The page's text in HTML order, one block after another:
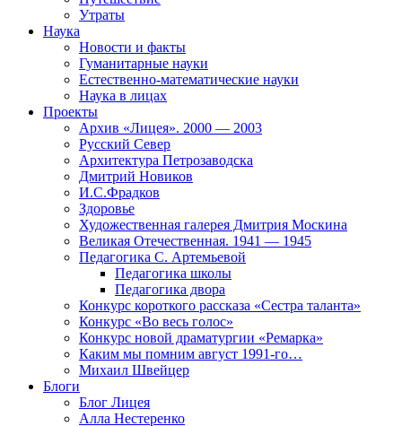
Утраты
Наука
Новости и факты
Гуманитарные науки
Естественно-математические науки
Наука в лицах
Проекты
Архив «Лицея». 2000 — 2003
Русский Север
Архитектура Петрозаводска
Дмитрий Новиков
И.С.Фрадков
Здоровье
Художественная галерея Дмитрия Москина
Великая Отечественная. 1941 — 1945
Педагогика С. Артемьевой
Педагогика школы
Педагогика двора
Конкурс короткого рассказа «Сестра таланта»
Конкурс «Во весь голос»
Конкурс новой драматургии «Ремарка»
Каким мы помним август 1991-го…
Михаил Швейцер
Блоги
Блог Лицея
Алла Нестеренко